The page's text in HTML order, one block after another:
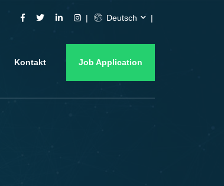
Deutsch
Kontakt Job Application